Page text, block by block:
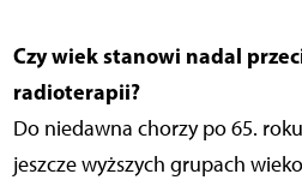
Czy wiek stanowi nadal
radioterapii?
Do niedawna chorzy po 65.
jeszcze wyższych grupach